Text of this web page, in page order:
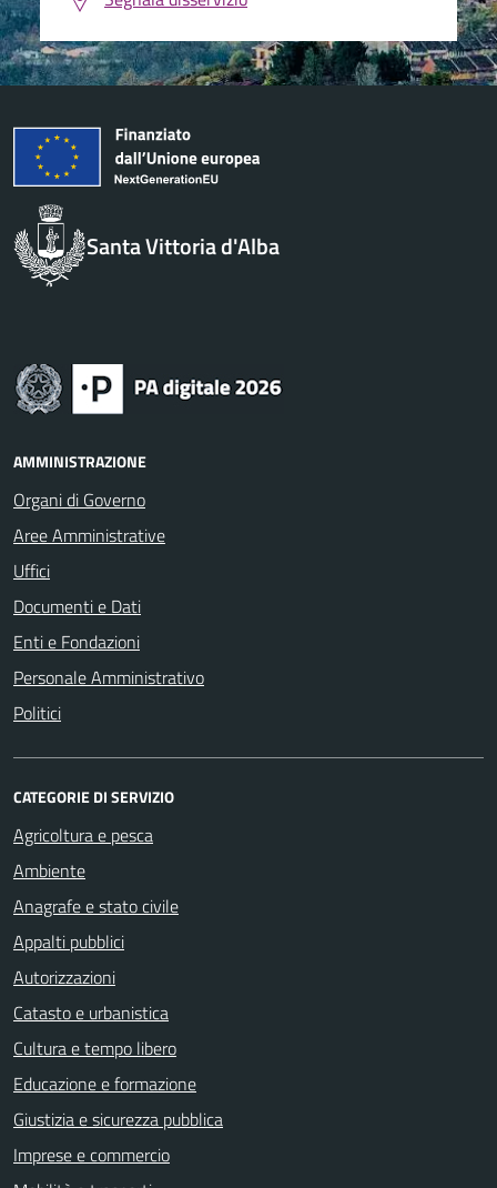
Santa Vittoria d'Alba
AMMINISTRAZIONE
Organi di Governo
Aree Amministrative
Uffici
Documenti e Dati
Enti e Fondazioni
Personale Amministrativo
Politici
CATEGORIE DI SERVIZIO
Agricoltura e pesca
Ambiente
Anagrafe e stato civile
Appalti pubblici
Autorizzazioni
Catasto e urbanistica
Cultura e tempo libero
Educazione e formazione
Giustizia e sicurezza pubblica
Imprese e commercio